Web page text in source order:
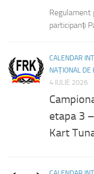
Regulament
participanți
CALENDAR
NAȚIONAL DE
4 IULIE 2026
etapa 3
Kart